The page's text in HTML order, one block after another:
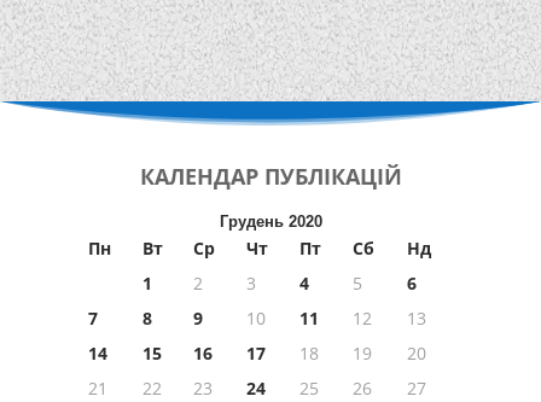
КАЛЕНДАР ПУБЛІКАЦІЙ
Грудень 2020
Пн Вт Ср Чт Пт Сб
Нд
1
2 3 4 5
6
7
8 9 10 11 12
13
14
15 16 17 18 19
20
21
22 23 24 25 26
27